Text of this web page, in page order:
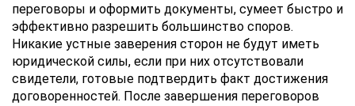
переговоры и оформить документы, сумеет быстро и
эффективно разрешить большинство споров.
Никакие устные заверения сторон не будут иметь
юридической силы, если при них отсутствовали
свидетели, готовые подтвердить факт достижения
договоренностей. После завершения переговоров